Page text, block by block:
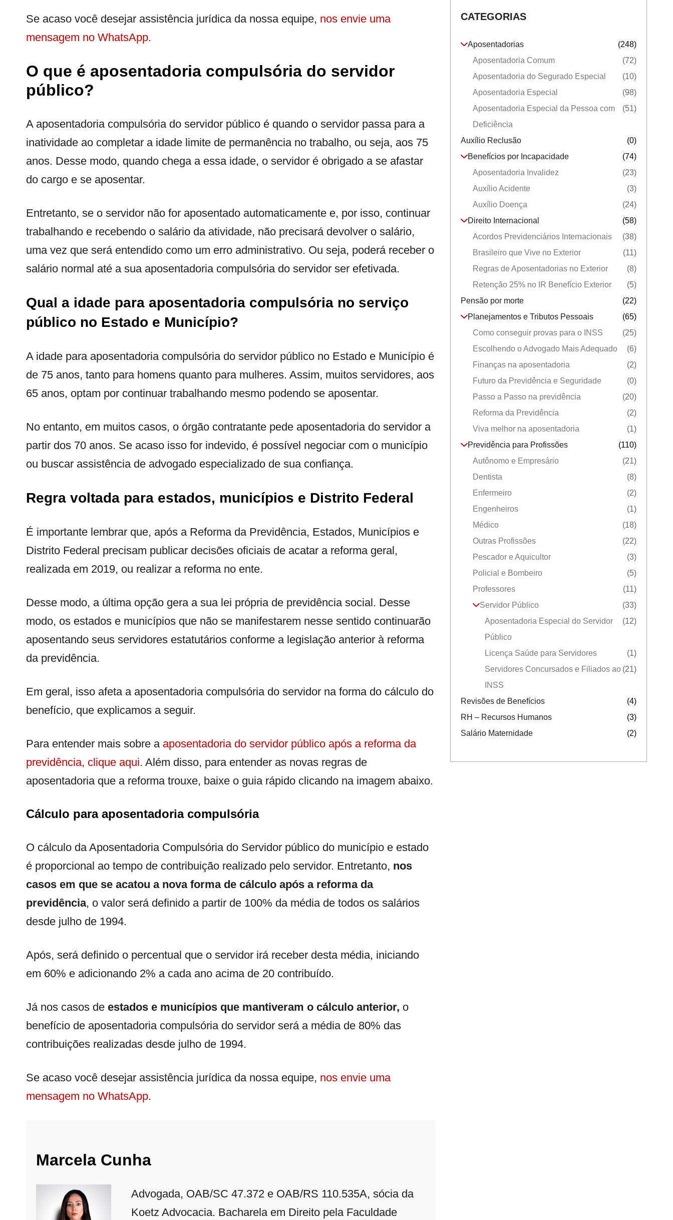
Se acaso você desejar assistência jurídica da nossa equipe, nos envie uma
mensagem no WhatsApp.
O que é aposentadoria compulsória do servidor
público?
A aposentadoria compulsória do servidor público é quando o servidor passa para a
inatividade ao completar a idade limite de permanência no trabalho, ou seja, aos 75
anos. Desse modo, quando chega a essa idade, o servidor é obrigado a se afastar
do cargo e se aposentar.
Entretanto, se o servidor não for aposentado automaticamente e, por isso, continuar
trabalhando e recebendo o salário da atividade, não precisará devolver o salário,
uma vez que será entendido como um erro administrativo. Ou seja, poderá receber o
salário normal até a sua aposentadoria compulsória do servidor ser efetivada.
Qual a idade para aposentadoria compulsória no serviço
público no Estado e Município?
A idade para aposentadoria compulsória do servidor público no Estado e Município é
de 75 anos, tanto para homens quanto para mulheres. Assim, muitos servidores, aos
65 anos, optam por continuar trabalhando mesmo podendo se aposentar.
No entanto, em muitos casos, o órgão contratante pede aposentadoria do servidor a
partir dos 70 anos. Se acaso isso for indevido, é possível negociar com o município
ou buscar assistência de advogado especializado de sua confiança.
Regra voltada para estados, municípios e Distrito Federal
É importante lembrar que, após a Reforma da Previdência, Estados, Municípios e
Distrito Federal precisam publicar decisões oficiais de acatar a reforma geral,
realizada em 2019, ou realizar a reforma no ente.
Desse modo, a última opção gera a sua lei própria de previdência social. Desse
modo, os estados e municípios que não se manifestarem nesse sentido continuarão
aposentando seus servidores estatutários conforme a legislação anterior à reforma
da previdência.
Em geral, isso afeta a aposentadoria compulsória do servidor na forma do cálculo do
benefício, que explicamos a seguir.
Para entender mais sobre a aposentadoria do servidor público após a reforma da
previdência, clique aqui. Além disso, para entender as novas regras de
aposentadoria que a reforma trouxe, baixe o guia rápido clicando na imagem abaixo.
Cálculo para aposentadoria compulsória
O cálculo da Aposentadoria Compulsória do Servidor público do município e estado
é proporcional ao tempo de contribuição realizado pelo servidor. Entretanto, nos
casos em que se acatou a nova forma de cálculo após a reforma da
previdência, o valor será definido a partir de 100% da média de todos os salários
desde julho de 1994.
Após, será definido o percentual que o servidor irá receber desta média, iniciando
em 60% e adicionando 2% a cada ano acima de 20 contribuído.
Já nos casos de estados e municípios que mantiveram o cálculo anterior, o
benefício de aposentadoria compulsória do servidor será a média de 80% das
contribuições realizadas desde julho de 1994.
Se acaso você desejar assistência jurídica da nossa equipe, nos envie uma
mensagem no WhatsApp.
Marcela Cunha
Advogada, OAB/SC 47.372 e OAB/RS 110.535A, sócia da
Koetz Advocacia. Bacharela em Direito pela Faculdade
CATEGORIAS
Aposentadorias
(248)
Aposentadoria Comum
(72)
Aposentadoria do Segurado Especial
(10)
Aposentadoria Especial
(98)
Aposentadoria Especial da Pessoa com
Deficiência
(51)
Auxílio Reclusão
(0)
Benefícios por Incapacidade
(74)
Aposentadoria Invalidez
(23)
Auxílio Acidente
(3)
Auxílio Doença
(24)
Direito Internacional
(58)
Acordos Previdenciários Internacionais
(38)
Brasileiro que Vive no Exterior
(11)
Regras de Aposentadorias no Exterior
(8)
Retenção 25% no IR Benefício Exterior
(5)
Pensão por morte
(22)
Planejamentos e Tributos Pessoais
(65)
Como conseguir provas para o INSS
(25)
Escolhendo o Advogado Mais Adequado
(6)
Finanças na aposentadoria
(2)
Futuro da Previdência e Seguridade
(0)
Passo a Passo na previdência
(20)
Reforma da Previdência
(2)
Viva melhor na aposentadoria
(1)
Previdência para Profissões
(110)
Autônomo e Empresário
(21)
Dentista
(8)
Enfermeiro
(2)
Engenheiros
(1)
Médico
(18)
Outras Profissões
(22)
Pescador e Aquicultor
(3)
Policial e Bombeiro
(5)
Professores
(11)
Servidor Público
(33)
Aposentadoria Especial do Servidor
Público
(12)
Licença Saúde para Servidores
(1)
Servidores Concursados e Filiados ao
INSS
(21)
Revisões de Benefícios
(4)
RH – Recursos Humanos
(3)
Salário Maternidade
(2)